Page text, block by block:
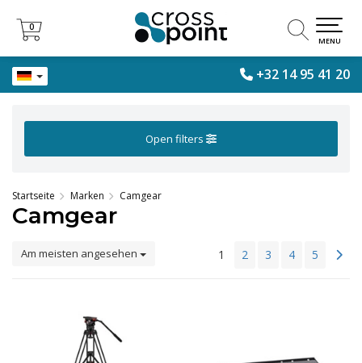
+32 14 95 41 20
0
0
MENU
Open filters
Startseite Marken Camgear
Camgear
Am meisten angesehen 1 2 3 4 5